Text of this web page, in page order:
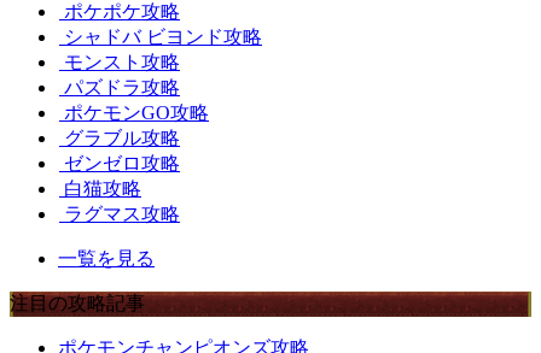
ポケポケ攻略
シャドバ ビヨンド攻略
モンスト攻略
パズドラ攻略
ポケモンGO攻略
グラブル攻略
ゼンゼロ攻略
白猫攻略
ラグマス攻略
一覧を見る
注目の攻略記事
ポケモンチャンピオンズ攻略